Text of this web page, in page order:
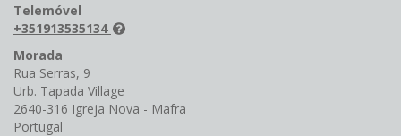
Telemóvel
+351913535134
Morada
Rua Serras, 9
Urb. Tapada Village
2640-316 Igreja Nova - Mafra
Portugal